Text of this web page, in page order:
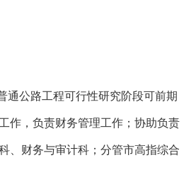
通公路工程可行性研究阶段可前期
作，负责财务管理工作；协助负责
、财务与审计科；分管市高指综合